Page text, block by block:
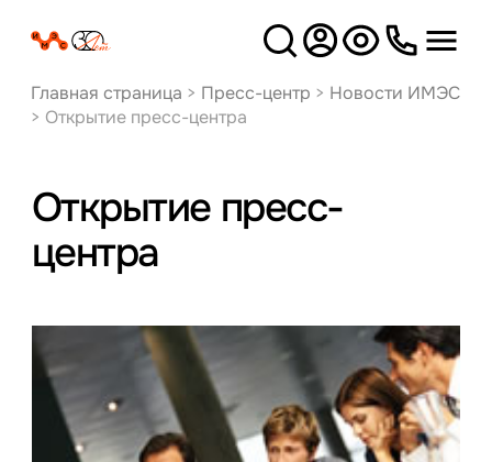
Версия
для слабовидящих
Главная страница > Пресс-центр > Новости ИМЭС
> Открытие пресс-центра
Открытие пресс-
центра